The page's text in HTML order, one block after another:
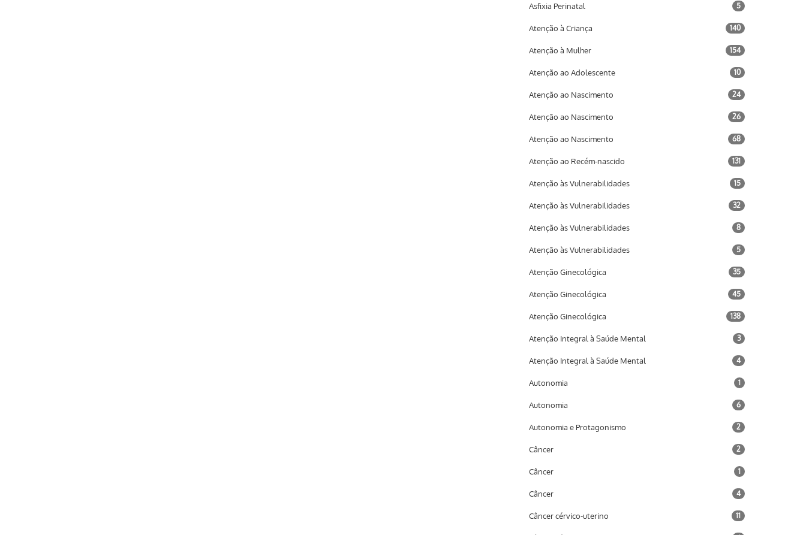
Asfixia Perinatal 5
Atenção à Criança 140
Atenção à Mulher 154
Atenção ao Adolescente 10
Atenção ao Nascimento 24
Atenção ao Nascimento 26
Atenção ao Nascimento 68
Atenção ao Recém-nascido 131
Atenção às Vulnerabilidades 15
Atenção às Vulnerabilidades 32
Atenção às Vulnerabilidades 8
Atenção às Vulnerabilidades 5
Atenção Ginecológica 35
Atenção Ginecológica 45
Atenção Ginecológica 138
Atenção Integral à Saúde Mental 3
Atenção Integral à Saúde Mental 4
Autonomia 1
Autonomia 6
Autonomia e Protagonismo 2
Câncer 2
Câncer 1
Câncer 4
Câncer cérvico-uterino 11